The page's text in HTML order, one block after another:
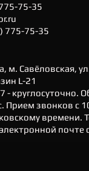
75-35
775-75-35
м. Савёловская,
L-21
- круглосуточно.
Прием звонков с
времени.
почте